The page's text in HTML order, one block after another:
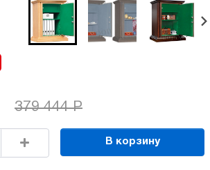
379 444 Р
В корзину